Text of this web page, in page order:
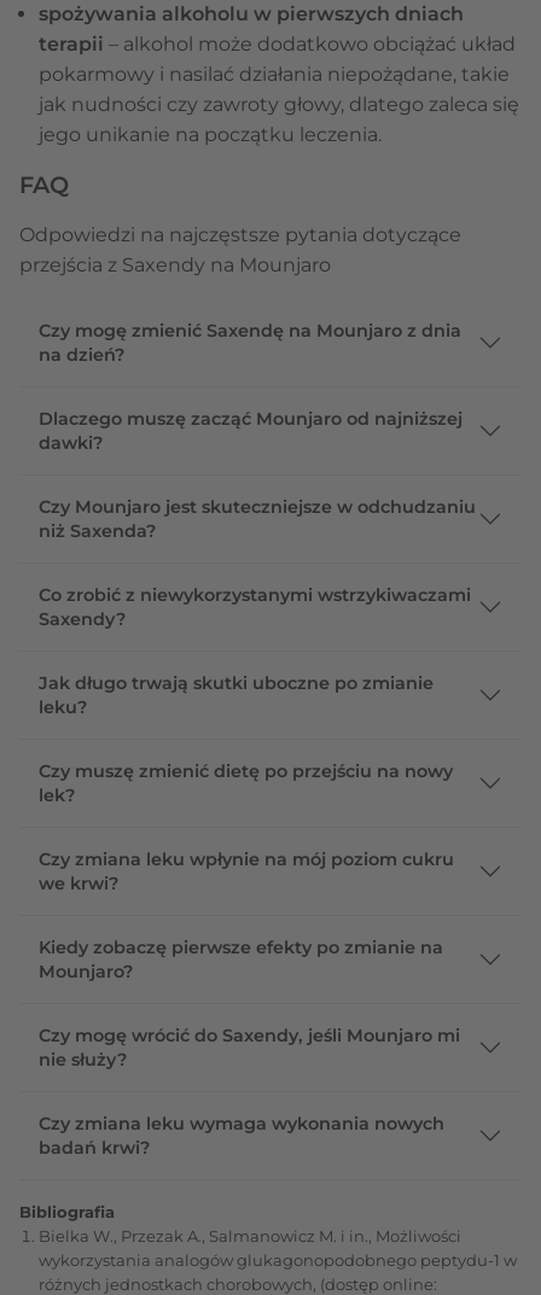
spożywania alkoholu w pierwszych dniach
terapii – alkohol może dodatkowo obciążać układ
pokarmowy i nasilać działania niepożądane, takie
jak nudności czy zawroty głowy, dlatego zaleca się
jego unikanie na początku leczenia.
FAQ
Odpowiedzi na najczęstsze pytania dotyczące
przejścia z Saxendy na Mounjaro
Czy mogę zmienić Saxendę na Mounjaro z dnia
na dzień?
Dlaczego muszę zacząć Mounjaro od najniższej
dawki?
Czy Mounjaro jest skuteczniejsze w odchudzaniu
niż Saxenda?
Co zrobić z niewykorzystanymi wstrzykiwaczami
Saxendy?
Jak długo trwają skutki uboczne po zmianie
leku?
Czy muszę zmienić dietę po przejściu na nowy
lek?
Czy zmiana leku wpłynie na mój poziom cukru
we krwi?
Kiedy zobaczę pierwsze efekty po zmianie na
Mounjaro?
Czy mogę wrócić do Saxendy, jeśli Mounjaro mi
nie służy?
Czy zmiana leku wymaga wykonania nowych
badań krwi?
Bibliografia
Bielka W., Przezak A., Salmanowicz M. i in., Możliwości
wykorzystania analogów glukagonopodobnego peptydu-1 w
różnych jednostkach chorobowych, (dostęp online: